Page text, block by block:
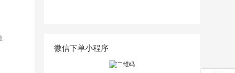
微信下单小程序